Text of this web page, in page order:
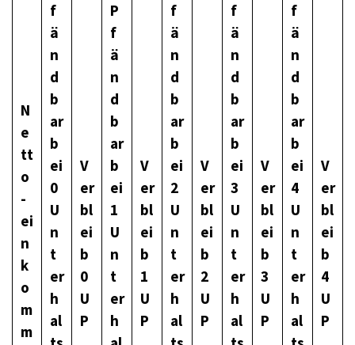
N
e
tt
o
-
ei
n
k
o
m
m
f
ä
n
d
b
ar
b
ei
0
U
n
t
er
h
al
V
er
bl
ei
b
0
U
P
P
f
ä
n
d
b
ar
b
ei
1
U
n
t
er
h
V
er
bl
ei
b
1
U
P
f
ä
n
d
b
ar
b
ei
2
U
n
t
er
h
al
V
er
bl
ei
b
2
U
P
f
ä
n
d
b
ar
b
ei
3
U
n
t
er
h
al
V
er
bl
ei
b
3
U
P
f
ä
n
d
b
ar
b
ei
4
U
n
t
er
h
al
V
er
bl
ei
b
4
U
P